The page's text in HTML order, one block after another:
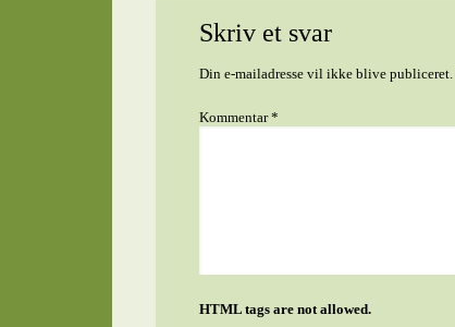
Skriv et svar
Din e-mailadresse vil ikke blive publiceret.
Kommentar*
HTML tags are not allowed.